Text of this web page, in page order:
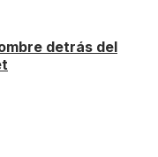
detrás del